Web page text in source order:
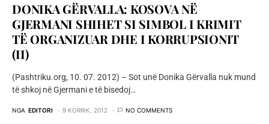
DONIKA GËRVALLA: KOSOVA NË
GJERMANI SHIHET SI SIMBOL I KRIMIT
TË ORGANIZUAR DHE I KORRUPSIONIT
(II)
(Pashtriku.org, 10. 07. 2012) – Sot unë Donika Gërvalla nuk mund
të shkoj në Gjermani e të bisedoj…
NGA EDITORI 9 KORRIK, 2012 NO COMMENTS